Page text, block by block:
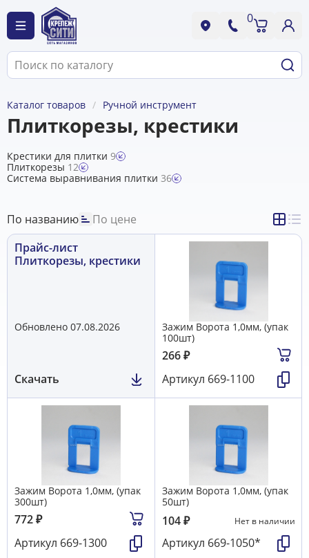
0
Каталог товаров Ручной инструмент
Плиткорезы, крестики
Крестики для плитки 9
Плиткорезы 12
Система выравнивания плитки 36
По названию
По цене
Прайс-лист
Плиткорезы, крестики
Обновлено 07.08.2026
Скачать
Зажим Ворота 1,0мм, (упак
100шт)
266₽
Артикул 669-1100
Зажим Ворота 1,0мм, (упак
300шт)
772₽
Артикул 669-1300
Зажим Ворота 1,0мм, (упак
50шт)
104₽ Нет в наличии
Артикул 669-1050*